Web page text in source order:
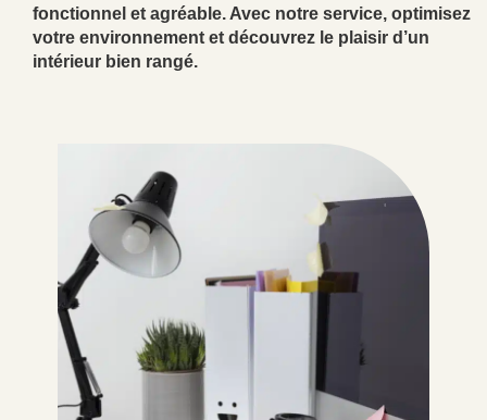
fonctionnel et agréable. Avec notre service, optimisez
votre environnement et découvrez le plaisir d’un
intérieur bien rangé.